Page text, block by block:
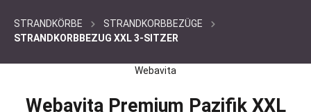
STRANDKÖRBE
STRANDKORBBEZÜGE
STRANDKORBBEZUG XXL 3-SITZER
Webavita
Webavita Premium Pazifik XXL